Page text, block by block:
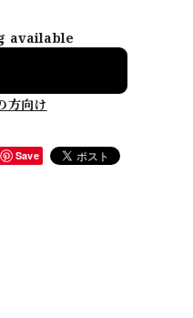
available
方向け
Save